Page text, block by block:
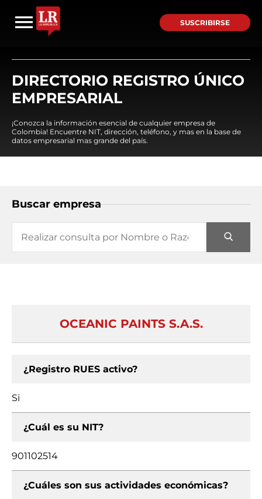
SUSCRIBIRSE
DIRECTORIO REGISTRO ÚNICO
EMPRESARIAL
¡Conozca la información esencial de cualquier empresa de
Colombia! Encuentre NIT, dirección, teléfono, y mas en la base de
datos empresarial mas grande del país.
Buscar empresa
OCEANIC PAINTS S.A.S.
¿Registro RUES activo?
Si
¿Cuál es su NIT?
901102514
¿Cuáles son sus actividades económicas?